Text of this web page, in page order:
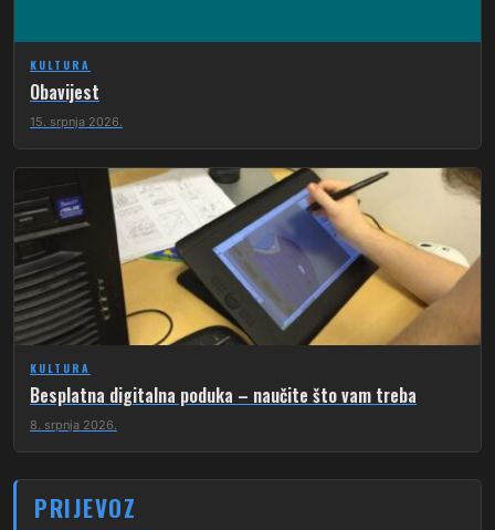
KULTURA
Obavijest
15. srpnja 2026.
KULTURA
Besplatna digitalna poduka – naučite što vam treba
8. srpnja 2026.
PRIJEVOZ